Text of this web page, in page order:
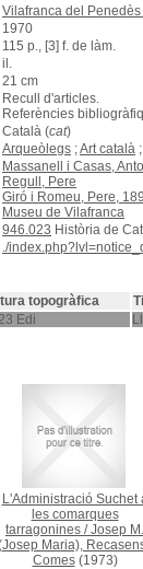
Vilafranca del
1970
115 p., [3] f. de làm.
il.
21 cm
Recull d'articles.
Referències
Català (cat)
Arqueòlegs ;Art català ;
Massanell i Casas,
Regull, Pere
Giró i Romeu, Pere,
Museu de Vilafranca
946.023 Història de
./
topogràfica
Edi
L'Administració Suchet
les comarques
tarragonines /Josep M.
Maria),
Comes(1973)